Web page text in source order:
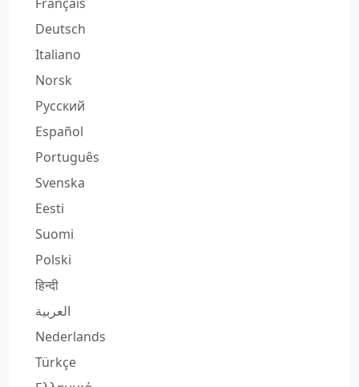
Français
Deutsch
Italiano
Norsk
Русский
Español
Português
Svenska
Eesti
Suomi
Polski
हिन्दी
العربية
Nederlands
Türkçe